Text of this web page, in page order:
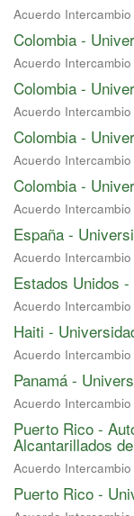
Acuerdo Intercambio
Colombia -
Acuerdo Intercambio
Colombia -
Acuerdo Intercambio
Colombia -
Acuerdo Intercambio
Colombia -
Acuerdo Intercambio
España -
Acuerdo Intercambio
Estados Unidos
Acuerdo Intercambio
Haiti -
Acuerdo Intercambio
Panamá -
Acuerdo Intercambio
Puerto Rico -
Alcantarillados
Acuerdo Intercambio
Puerto Rico -